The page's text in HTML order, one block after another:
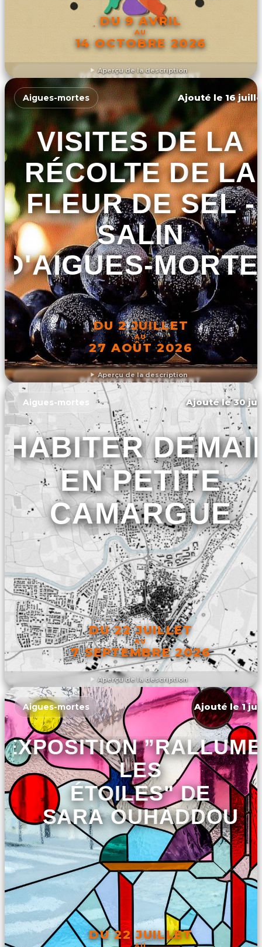
Aperçu de la description
DU 9 AVRIL
AU
14 OCTOBRE 2026
DÉCOUVRIR L'ÉVÉNEMENT
Aperçu de la description
Aigues-mortes Ajouté le 16
VISITES DE LA
RÉCOLTE DE LA
FLEUR DE SEL -
SALIN
D'AIGUES-
DU 2 JUILLET
AU
27 AOÛT 2026
DÉCOUVRIR L'ÉVÉNEMENT
Aperçu de la description
Aigues-mortes Ajouté le 30
HABITER
EN PETITE
CAMARGUE
DU 22 JUILLET
AU
7 SEPTEMBRE 2026
DÉCOUVRIR L'ÉVÉNEMENT
Aigues-mortes Ajouté le 1
EXPOSITION
LES
ÉTOILES" DE
SARA OUHADDOU
DU 22 JUILLET